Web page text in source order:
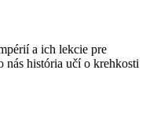
a ich lekcie pre
história učí o krehkosti